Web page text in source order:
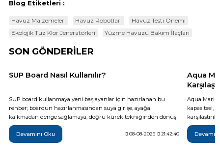
Blog Etiketleri :
Havuz Malzemeleri Havuz Robotları
Havuz Testi Önemi
Ekolojik Tuz Klor Jeneratörleri
Yüzme Havuzu Bakım İlaçları
SON GÖNDERİLER
SUP Board Nasıl Kullanılır?
SUP board kullanmaya yeni başlayanlar için hazırlanan bu
rehber; boardun hazırlanmasından suya girişe, ayağa
kalkmadan denge sağlamaya, doğru kürek tekniğinden dönüş
ve rota kontrolüne kadar temel kullanım adımlarını açıklar.
Güvenli bir ilk sürüş için gerekli ekipmanlar, rüzgâr ve su
koşulları, sık yapılan hatalar, düşme sonrası boarda çıkış ve
Devamını Oku 08-08-2026 21:42:40
Aqua
Aqua
kapasitesi,
olduğu
Monster,
farkları